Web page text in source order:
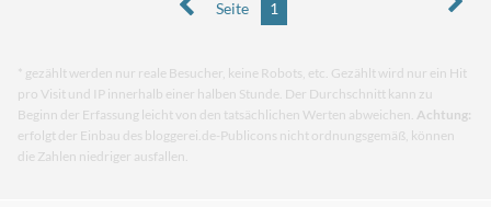
Seite 1
* gezählt werden nur reale Besucher, keine Robots, etc. Gezählt wird nur ein Hit
pro Visit und IP innerhalb einer halben Stunde. Der Durchschnitt kann zu
Beginn der Erfassung leicht von den tatsächlichen Werten abweichen. Achtung:
erfolgt der Einbau des bloggerei.de-Publicons nicht ordnungsgemäß, können
die Zahlen niedriger ausfallen.